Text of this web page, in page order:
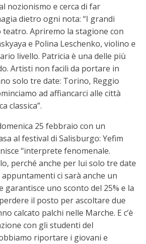
nozionismo e cerca di far
dietro ogni nota: “I grandi
Apriremo la stagione con
e Polina Leschenko, violino e
livello. Patricia è una delle più
Artisti non facili da portare in
solo tre date: Torino, Reggio
ad affiancarci alle città
classica”.
25 febbraio con un
al festival di Salisburgo: Yefim
“interprete fenomenale.
perché anche per lui solo tre date
appuntamenti ci sarà anche un
garantisce uno sconto del 25% e la
il posto per ascoltare due
calcato palchi nelle Marche. E c’è
con gli studenti del
riportare i giovani e